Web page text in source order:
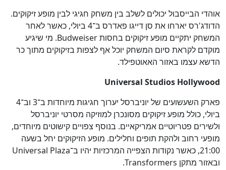
אוהדי הבייסבול יכולים לשלב בין משחק חגיגי לבין מופע זיקוקים.
הדודג'רס יארחו את סן דייגו פאדרס ב־4 ביולי, כאשר לאחר
המשחק יתקיים מופע זיקוקים בחסות Budweiser. מי שיגיע
מוקדם לקראת סיום המשחק יוכל אף לצפות בזיקוקים מתוך כר
הדשא עצמו באזור האאוטפילד.
Universal Studios Hollywood
פארק השעשועים של יוניברסל יערוך חגיגות מיוחדות ב־3 וב־4
ביולי, כולל מופע זיקוקים מסונכרן למוזיקה מסרטי יוניברסל
ולשירים פטריוטיים אמריקאיים. בנוסף צפויים קישוטים מיוחדים,
מופעי רחוב ולהקת תופים וחלילים. מופע הזיקוקים יחל בשעה
21:00, כאשר נקודות הצפייה המרכזיות יהיו ב־Universal Plaza
ובאזור מתקן Transformers.